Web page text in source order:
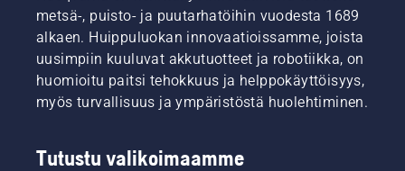
ketjujarru
on
vapautettu.
Vie saha
muutaman
senttimetrin
metsä-, puisto- ja puutarhatöihin vuodesta 1689
alkaen. Huippuluokan innovaatioissamme, joista
uusimpiin kuuluvat akkutuotteet ja robotiikka, on
huomioitu paitsi tehokkuus ja helppokäyttöisyys,
myös turvallisuus ja ympäristöstä huolehtiminen.
Tutustu valikoimaamme